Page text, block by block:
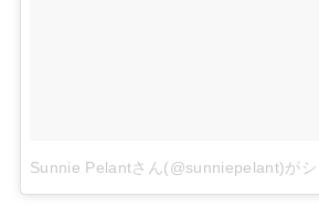
Sunnie Pelantさん(@sunniepelant)がシ